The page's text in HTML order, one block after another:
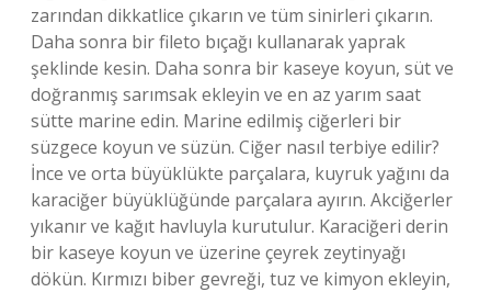
zarından dikkatlice çıkarın ve tüm sinirleri çıkarın.
Daha sonra bir fileto bıçağı kullanarak yaprak
şeklinde kesin. Daha sonra bir kaseye koyun, süt ve
doğranmış sarımsak ekleyin ve en az yarım saat
sütte marine edin. Marine edilmiş ciğerleri bir
süzgece koyun ve süzün. Ciğer nasıl terbiye edilir?
İnce ve orta büyüklükte parçalara, kuyruk yağını da
karaciğer büyüklüğünde parçalara ayırın. Akciğerler
yıkanır ve kağıt havluyla kurutulur. Karaciğeri derin
bir kaseye koyun ve üzerine çeyrek zeytinyağı
dökün. Kırmızı biber gevreği, tuz ve kimyon ekleyin,